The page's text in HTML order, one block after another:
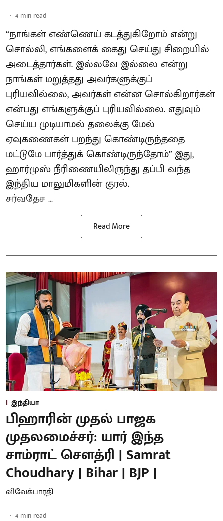
4 min read
“நாங்கள் எண்ணெய் கடத்துகிறோம் என்று
சொல்லி, எங்களைக் கைது செய்து சிறையில்
அடைத்தார்கள். இல்லவே இல்லை என்று
நாங்கள் மறுத்தது அவர்களுக்குப்
புரியவில்லை, அவர்கள் என்ன சொல்கிறார்கள்
என்பது எங்களுக்குப் புரியவில்லை. எதுவும்
செய்ய முடியாமல் தலைக்கு மேல்
ஏவுகணைகள் பறந்து கொண்டிருந்ததை
மட்டுமே பார்த்துக் கொண்டிருந்தோம்” இது,
ஹார்முஸ் நீரிணையிலிருந்து தப்பி வந்த
இந்திய மாலுமிகளின் குரல்.
சர்வதேச ...
Read More
இந்தியா
பிஹாரின் முதல் பாஜக
முதலமைச்சர்: யார் இந்த
சாம்ராட் சௌத்ரி | Samrat
Choudhary | Bihar | BJP |
விவேக்பாரதி
4 min read